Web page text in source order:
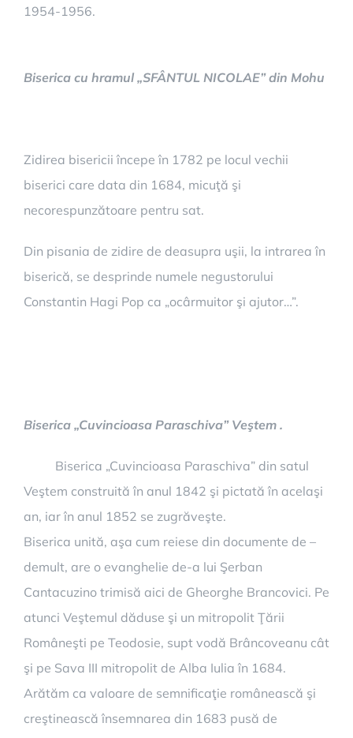
1954-1956.
Biserica cu hramul „SFÂNTUL NICOLAE” din Mohu
Zidirea bisericii începe în 1782 pe locul vechii
biserici care data din 1684, micuţă şi
necorespunzătoare pentru sat.
Din pisania de zidire de deasupra uşii, la intrarea în
biserică, se desprinde numele negustorului
Constantin Hagi Pop ca „ocârmuitor şi ajutor…”.
Biserica „Cuvincioasa Paraschiva” Veştem .
Biserica „Cuvincioasa Paraschiva” din satul
Veştem construită în anul 1842 şi pictată în acelaşi
an, iar în anul 1852 se zugrăveşte.
Biserica unită, aşa cum reiese din documente de –
demult, are o evanghelie de-a lui Şerban
Cantacuzino trimisă aici de Gheorghe Brancovici. Pe
atunci Veştemul dăduse şi un mitropolit Ţării
Româneşti pe Teodosie, supt vodă Brâncoveanu cât
şi pe Sava III mitropolit de Alba Iulia în 1684.
Arătăm ca valoare de semnificaţie românească şi
creştinească însemnarea din 1683 pusă de